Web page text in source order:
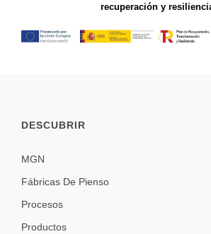
recuperación y
DESCUBRIR
MGN
Fábricas De Pienso
Procesos
Productos